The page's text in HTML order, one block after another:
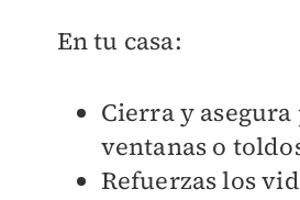
En tu casa:
Cierra y
ventanas o
Refuerzas los